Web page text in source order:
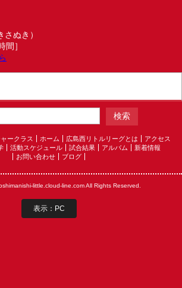
ぬき）
］
ークラス ホーム 広島西リトルリーグとは
アクセス
活動スケジュール 試合結果 アルバム
新着情報
お問い合わせ
ブログ
little.cloud-line.com All Rights Reserved.
表示：PC